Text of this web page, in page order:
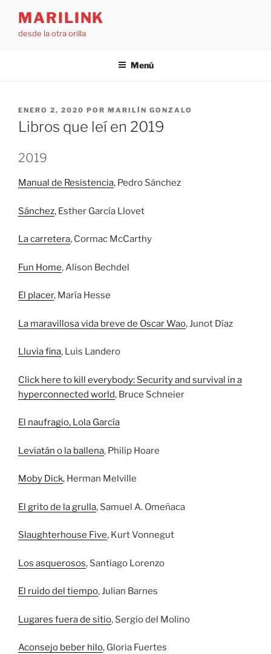
contenido
MARILINK
desde la otra orilla
Menú
PUBLICADO
EL
ENERO 2, 2020 POR MARILÍN GONZALO
Libros que leí en 2019
2019
Manual de Resistencia, Pedro Sánchez
Sánchez, Esther García Llovet
La carretera, Cormac McCarthy
Fun Home, Alison Bechdel
El placer, María Hesse
La maravillosa vida breve de Oscar Wao, Junot Díaz
Lluvia fina, Luis Landero
Click here to kill everybody: Security and survival in a
hyperconnected world, Bruce Schneier
El naufragio, Lola García
Leviatán o la ballena, Philip Hoare
Moby Dick, Herman Melville
El grito de la grulla, Samuel A. Omeñaca
Slaughterhouse Five, Kurt Vonnegut
Los asquerosos, Santiago Lorenzo
El ruido del tiempo, Julian Barnes
Lugares fuera de sitio, Sergio del Molino
Aconsejo beber hilo, Gloria Fuertes